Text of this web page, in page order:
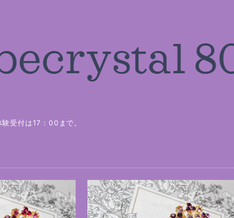
受付は17：00まで。